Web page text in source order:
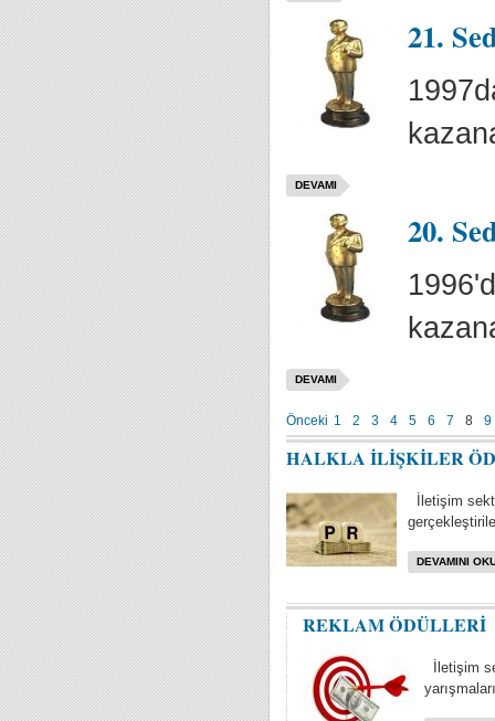
21.
DEVAMI
20.
DEVAMI
Önceki 1 2 3 4 5 6 7 8 9
HALKLA İLİŞKİLER
İletişim
DEVAMINI
REKLAM ÖDÜLLERİ
İletişim